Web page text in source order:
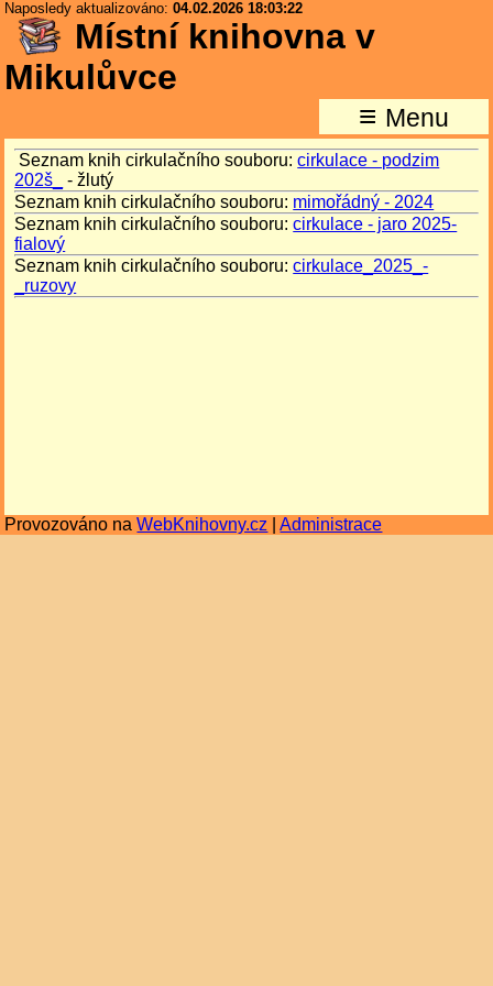
Naposledy aktualizováno:04.02.2026 18:03:22
Místní knihovna v
Mikulůvce
≡ Menu
Seznam knih cirkulačního souboru:cirkulace - podzim
202š_
- žlutý
Seznam knih cirkulačního souboru: mimořádný - 2024
Seznam knih cirkulačního souboru:cirkulace - jaro 2025-
fialový
Seznam knih cirkulačního souboru:cirkulace_2025_-
_ruzovy
Provozováno naWebKnihovny.cz |Administrace